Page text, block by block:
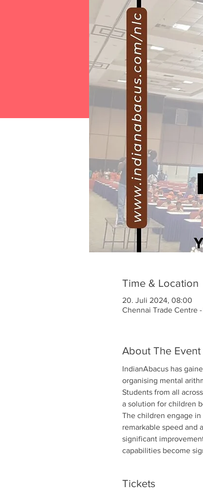
Time & Location
20. Juli 2024, 08:00
Chennai Trade Centre
About The Event
IndianAbacus has
organising mental
Students from all
a solution for children
The children engage
remarkable speed and
significant
capabilities become
Tickets